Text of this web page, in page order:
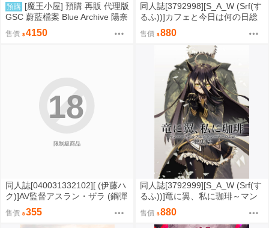
預購 [魔王小屋] 預購 再販 代理版
GSC 蔚藍檔案 Blue Archive 陽奈
（泳裝）
售價 4150
同人誌[3792998][S_A_W (Srf(す
るふ))]カフェと今日は何の日総
集編 (Uma娘)
售價 880
限制級商品
18
同人誌[040031332102][ (伊藤ハ
ク)]AV監督アスラン・ザラ (鋼彈
SEED)アスラン・ザラ カガリ・
ユラ・アスハ
售價 355
同人誌[3792999][S_A_W (Srf(す
るふ))]竜に翼、私に珈琲～マン
ハッタンカフェとトレーナーの
お話～総集編 (Uma娘)
售價 880